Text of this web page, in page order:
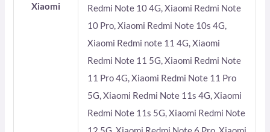
Xiaomi
Redmi Note 10 4G, Xiaomi Redmi Note
10 Pro, Xiaomi Redmi Note 10s 4G,
Xiaomi Redmi note 11 4G, Xiaomi
Redmi Note 11 5G, Xiaomi Redmi Note
11 Pro 4G, Xiaomi Redmi Note 11 Pro
5G, Xiaomi Redmi Note 11s 4G, Xiaomi
Redmi Note 11s 5G, Xiaomi Redmi Note